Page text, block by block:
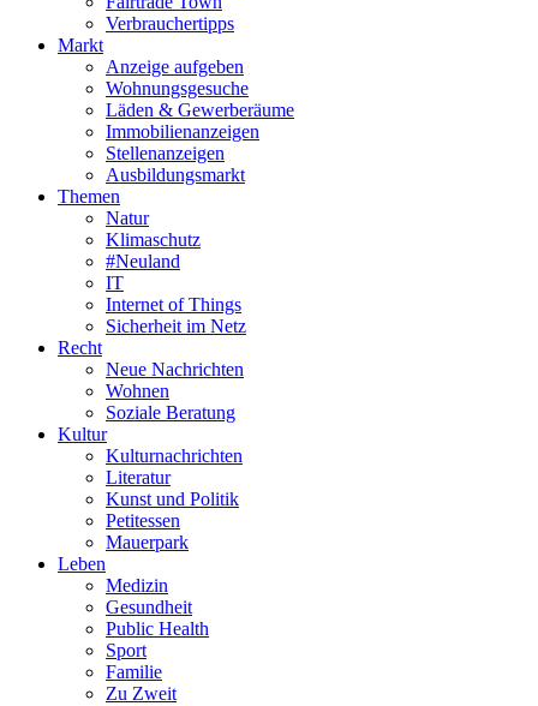
Verbrauchertipps
Markt
Anzeige aufgeben
Wohnungsgesuche
Läden & Gewerberäume
Immobilienanzeigen
Stellenanzeigen
Ausbildungsmarkt
Themen
Natur
Klimaschutz
#Neuland
IT
Internet of Things
Sicherheit im Netz
Recht
Neue Nachrichten
Wohnen
Soziale Beratung
Kultur
Kulturnachrichten
Literatur
Kunst und Politik
Petitessen
Mauerpark
Leben
Medizin
Gesundheit
Public Health
Sport
Familie
Zu Zweit